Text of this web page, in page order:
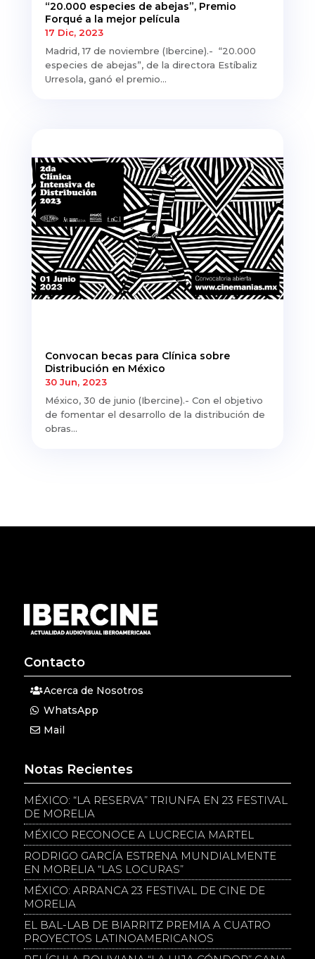
“20.000 especies de abejas”, Premio
Forqué a la mejor película
17 Dic, 2023
Madrid, 17 de noviembre (Ibercine).- “20.000
especies de abejas”, de la directora Estíbaliz
Urresola, ganó el premio...
Convocan becas para Clínica sobre
Distribución en México
30 Jun, 2023
México, 30 de junio (Ibercine).- Con el objetivo
de fomentar el desarrollo de la distribución de
obras...
Contacto
Acerca de Nosotros
WhatsApp
Mail
Notas Recientes
MÉXICO: “LA RESERVA” TRIUNFA EN 23 FESTIVAL
DE MORELIA
MÉXICO RECONOCE A LUCRECIA MARTEL
RODRIGO GARCÍA ESTRENA MUNDIALMENTE
EN MORELIA “LAS LOCURAS”
MÉXICO: ARRANCA 23 FESTIVAL DE CINE DE
MORELIA
EL BAL-LAB DE BIARRITZ PREMIA A CUATRO
PROYECTOS LATINOAMERICANOS